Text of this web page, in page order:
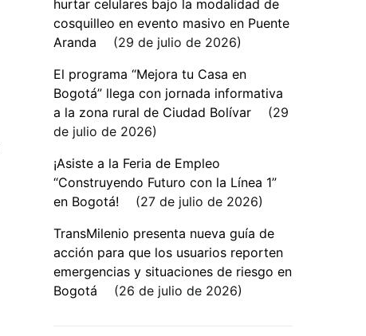
hurtar celulares bajo la modalidad de
cosquilleo en evento masivo en Puente
Aranda
29 de julio de 2026
El programa “Mejora tu Casa en
Bogotá” llega con jornada informativa
a la zona rural de Ciudad Bolívar
29
de julio de 2026
¡Asiste a la Feria de Empleo
“Construyendo Futuro con la Línea 1”
en Bogotá!
27 de julio de 2026
TransMilenio presenta nueva guía de
acción para que los usuarios reporten
emergencias y situaciones de riesgo en
Bogotá
26 de julio de 2026